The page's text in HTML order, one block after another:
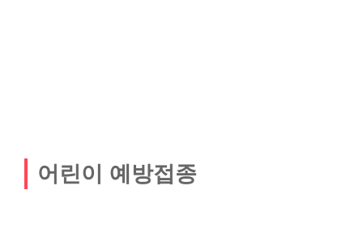
어린이 예방접종